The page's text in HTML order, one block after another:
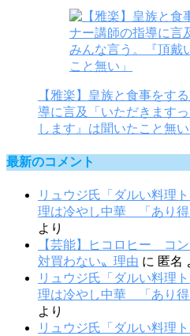
【雅楽】皇族と食事をす
導に言及「いただきます
します』は聞いたこと無い
最新のコメント
リュウジ氏「ダルい料理
理は冷やし中華 「あり得
より
【芸能】ヒコロヒー コ
対買わない〟理由 に 匿名
リュウジ氏「ダルい料理
理は冷やし中華 「あり得
より
リュウジ氏「ダルい料理